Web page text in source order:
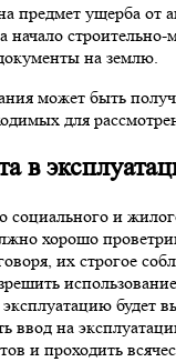
предмет ущерба от
начало
на землю.
может быть
для
в
социального и
хорошо
их строгое
эксплуатацию
на
и проходить